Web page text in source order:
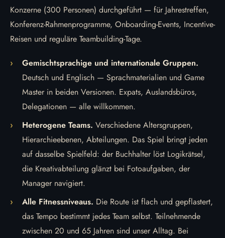
Konzerne (300 Personen) durchgeführt — für Jahrestreffen,
Konferenz-Rahmenprogramme, Onboarding-Events, Incentive-
Reisen und reguläre Teambuilding-Tage.
Gemischtsprachige und internationale Gruppen.
Deutsch und Englisch — Sprachmaterialien und Game
Master in beiden Versionen. Expats, Auslandsbüros,
Delegationen — alle willkommen.
Heterogene Teams. Verschiedene Altersgruppen,
Hierarchieebenen, Abteilungen. Das Spiel bringt jeden
auf dasselbe Spielfeld: der Buchhalter löst Logikrätsel,
die Kreativabteilung glänzt bei Fotoaufgaben, der
Manager navigiert.
Alle Fitnessniveaus. Die Route ist flach und gepflastert,
das Tempo bestimmt jedes Team selbst. Teilnehmende
zwischen 20 und 65 Jahren sind unser Alltag. Bei